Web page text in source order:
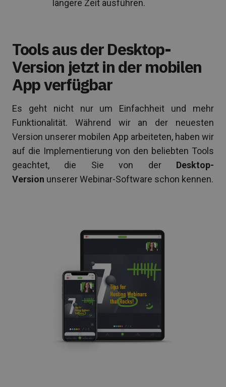
längere Zeit ausführen.
Tools aus der Desktop-
Version jetzt in der mobilen
App verfügbar
Es geht nicht nur um Einfachheit und mehr
Funktionalität. Während wir an der neuesten
Version unserer mobilen App arbeiteten, haben wir
auf die Implementierung von den beliebten Tools
geachtet, die Sie von der Desktop-
Version unserer Webinar-Software schon kennen.